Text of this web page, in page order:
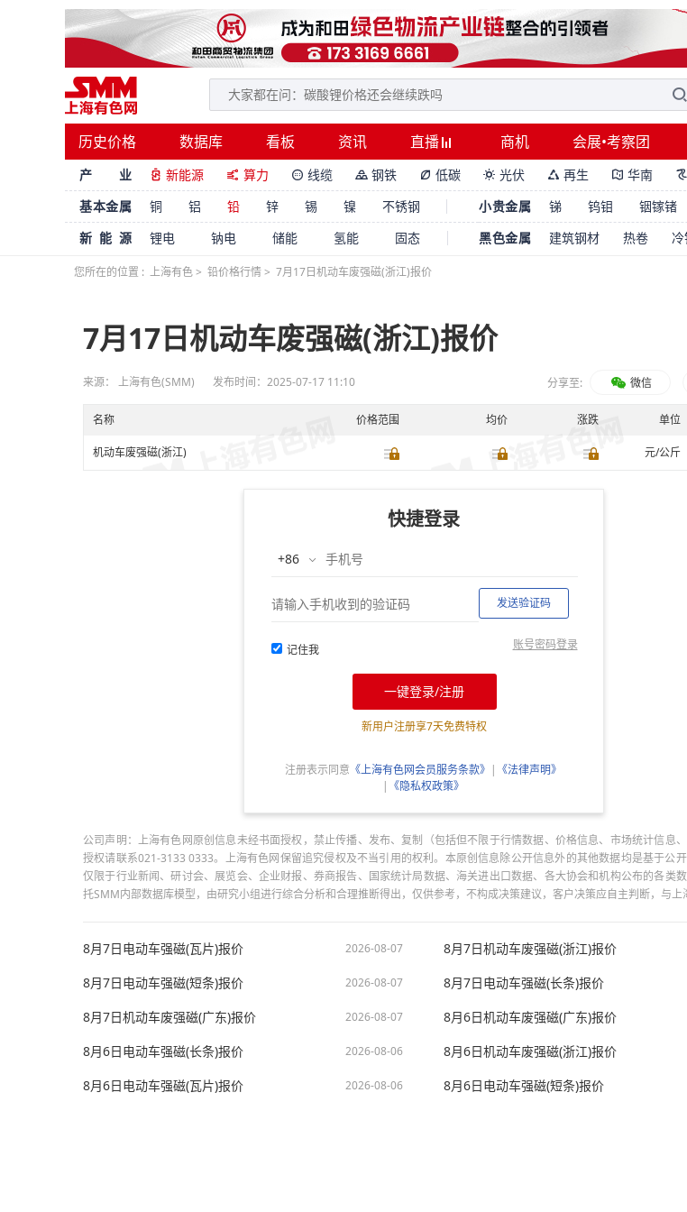
历史价格 数据库 看板 资讯 直播 商机 会展•考察团
产 业  新能源  算力  线缆  钢铁  低碳  光伏  再生  华南 
基本金属
铜 铝 铅 锌 锡 镍 不锈钢 小贵金属 锑 钨钼 铟镓锗
新能源
锂电 钠电 储能 氢能 固态 黑色金属 建筑钢材 热卷
您所在的位置 : 上海有色> 铅价格行情> 7月17日机动车废强磁(浙江)报价
7月17日机动车废强磁(浙江)报价
来源： 上海有色(SMM) 发布时间：2025-07-17 11:10 分享至: 微信
名称 价格范围 均价 涨跌 单位
机动车废强磁(浙江) 元/公斤
快捷登录
发送验证码
记住我 账号密码登录
一键登录/注册
新用户注册享7天免费特权
注册表示同意 《上海有色网会员服务条款》 | 《法律声明》
| 《隐私权政策》
公司声明：上海有色网原创信息未经书面授权，禁止传播、发布、复制（包括但不限于行情数据、价格信息、市场统计信息、
授权请联系021-3133 0333。上海有色网保留追究侵权及不当引用的权利。本原创信息除公开信息外的其他数据均是基于公
仅限于行业新闻、研讨会、展览会、企业财报、券商报告、国家统计局数据、海关进出口数据、各大协会和机构公布的各类
托SMM内部数据库模型，由研究小组进行综合分析和合理推断得出，仅供参考，不构成决策建议，客户决策应自主判断，与上
8月7日电动车强磁(瓦片)报价 2026-08-07 8月7日机动车废强磁(浙江)报价
8月7日电动车强磁(短条)报价 2026-08-07 8月7日电动车强磁(长条)报价
8月7日机动车废强磁(广东)报价 2026-08-07 8月6日机动车废强磁(广东)报价
8月6日电动车强磁(长条)报价 2026-08-06 8月6日机动车废强磁(浙江)报价
8月6日电动车强磁(瓦片)报价 2026-08-06 8月6日电动车强磁(短条)报价